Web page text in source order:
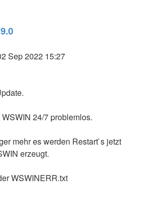
Sep 2022 15:27
24/7 problemlos.
mehr es werden Restart`s jetzt
erzeugt.
WSWINERR.txt